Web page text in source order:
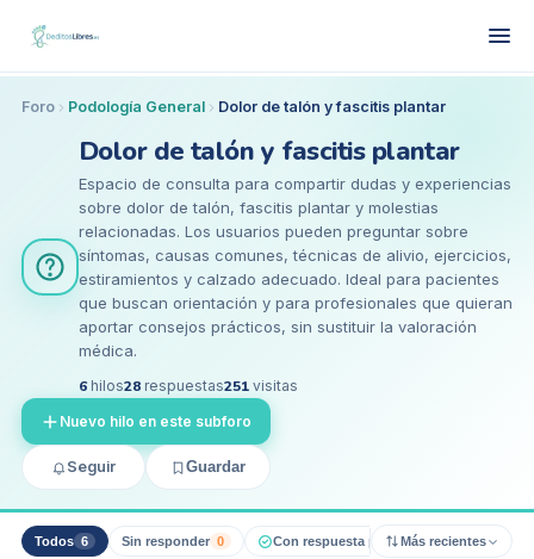
Foro Podología General Dolor de talón y fascitis plantar
Dolor de talón y fascitis plantar
Espacio de consulta para compartir dudas y experiencias
sobre dolor de talón, fascitis plantar y molestias
relacionadas. Los usuarios pueden preguntar sobre
síntomas, causas comunes, técnicas de alivio, ejercicios,
estiramientos y calzado adecuado. Ideal para pacientes
que buscan orientación y para profesionales que quieran
aportar consejos prácticos, sin sustituir la valoración
médica.
6hilos28respuestas251visitas
Nuevo hilo en este subforo
Seguir Guardar
Todos 6 Sin responder 0 Con respuesta pro 1 Resueltos
Más recientes